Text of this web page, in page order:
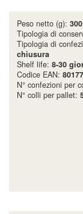
Peso netto (g): 300
Tipologia di
Tipologia di
chiusura
Shelf life: 8-30
Codice EAN:
N° confezioni per
N° colli per pallet: